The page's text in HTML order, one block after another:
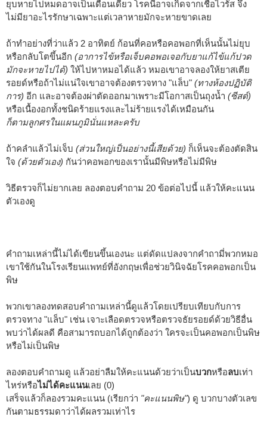
ยุบหายไปหมดอาจเป็นเดือนเดียว โรคนี้อาจเกิดจากเชื้อไวรัส จึง
ไม่มียาอะไรรักษาเฉพาะแต่เวลาหายมักจะหายขาดเลย
ถ้าทำอย่างที่ว่าแล้ว 2 อาทิตย์ ก้อนที่คอหรือคอพอกที่เห็นนั้นไม่ยุบ
หรือกลับโตขึ้นอีก (อาการไข้หรือเจ็บคอพอเจอกับยาแก้ไข้แก้ปวด
มักจะหายไปได้) ให้ไปหาหมอได้แล้ว หมอเขาอาจลองให้ยาสเตีย
รอยด์หรือถ้าไม่แน่ใจเขาอาจต้องตรวจทาง "แล็บ" (ทางห้องปฏิบัติ
การ) อีก และอาจต้องผ่าตัดออกมาเพราะมีโอกาสเป็นถุงน้ำ (ซีสต์)
หรือเนื้องอกทั้งชนิดร้ายแรงและไม่ร้ายแรงได้เหมือนกัน
ก็ตามลูกศรในแผนภูมินั่นแหละครับ
ถ้าคลำแล้วไม่เจ็บ (ส่วนใหญ่เป็นอย่างนี้เสียด้วย) ก็เห็นจะต้องตัดสิน
ใจ (ด้วยตัวเอง) กันว่าคอพอกของเรานั้นมีพิษหรือไม่มีพิษ
วิธีตรวจก็ไม่ยากเลย ลองตอบคำถาม 20 ข้อต่อไปนี้ แล้วให้คะแนน
ตัวเองดู
คำถามเหล่านี้ไม่ได้เขียนขึ้นเองนะ แต่ดัดแปลงจากคำถามี่พวกหมอ
เขาใช้กันในโรงเรียนแพทย์ที่อังกฤษเพื่อช่วยวินิจฉัยโรคคอพอกเป็น
พิษ
พวกเขาลองทดสอบคำถามเหล่านี้ดูแล้วโดยเปรียบเทียบกับการ
ตรวจทาง "แล็บ" เช่น เจาะเลือดตรวจหรือตรวจธัยรอยด์ด้วยวิธีอื่น
พบว่าได้ผลดี คือสามารถบอกได้ถูกต้องว่า ใครจะเป็นคอพอกเป็นพิษ
หรือไม่เป็นพิษ
ลองตอบคำถามดู แล้วอย่าลืมให้คะแนนด้วยว่าเป็นบวกหรือลบเท่า
ไหร่หรือไม่ได้คะแนนเลย (0)
เสร็จแล้วก็ลองรวมคะแนน (เรียกว่า "คะแนนพิษ") ดู บวกบางตัวเลข
กันตามธรรมดาว่าได้ผลรวมเท่าไร